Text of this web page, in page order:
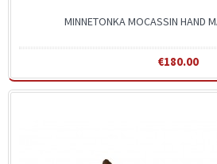
MINNETONKA MOCASSIN HAND
€180.00